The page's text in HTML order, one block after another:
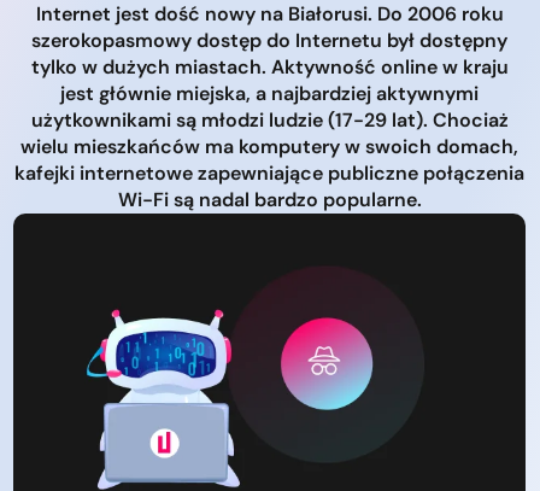
Internet jest dość nowy na Białorusi. Do 2006 roku
szerokopasmowy dostęp do Internetu był dostępny
tylko w dużych miastach. Aktywność online w kraju
jest głównie miejska, a najbardziej aktywnymi
użytkownikami są młodzi ludzie (17-29 lat). Chociaż
wielu mieszkańców ma komputery w swoich domach,
kafejki internetowe zapewniające publiczne połączenia
Wi-Fi są nadal bardzo popularne.